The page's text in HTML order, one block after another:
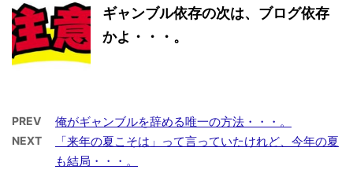
ギャンブル依存の次は、ブログ依存
かよ・・・。
PREV 俺がギャンブルを辞める唯一の方法・・・。
NEXT
「来年の夏こそは」って言っていたけれど、今年の夏
も結局・・・。